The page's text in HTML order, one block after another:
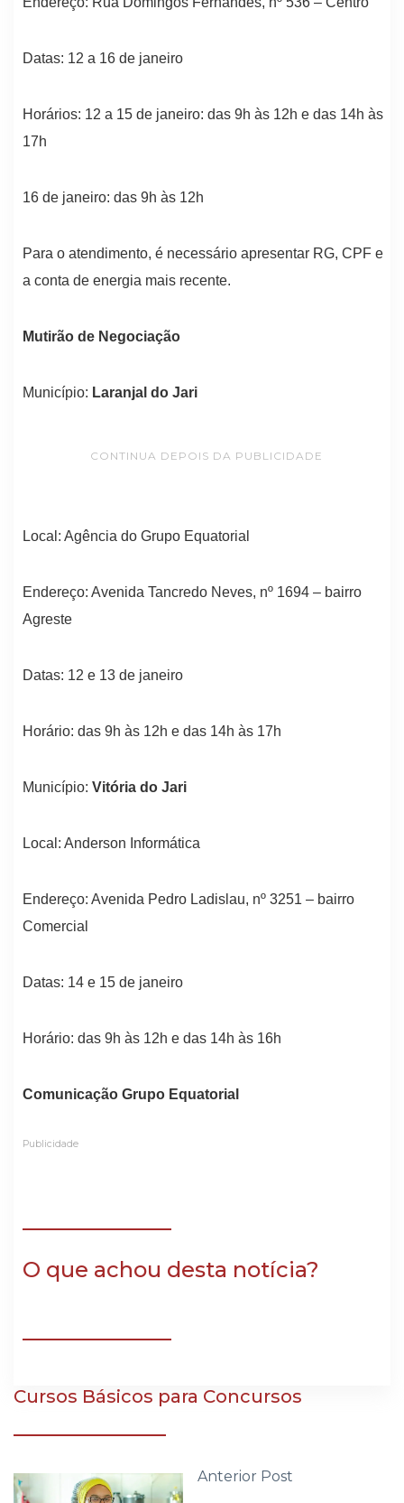
Datas: 12 a 16 de janeiro
Horários: 12 a 15 de janeiro: das 9h às 12h e das 14h às
17h
16 de janeiro: das 9h às 12h
Para o atendimento, é necessário apresentar RG, CPF e
a conta de energia mais recente.
Mutirão de Negociação
Município: Laranjal do Jari
CONTINUA DEPOIS DA PUBLICIDADE
Local: Agência do Grupo Equatorial
Endereço: Avenida Tancredo Neves, nº 1694 – bairro
Agreste
Datas: 12 e 13 de janeiro
Horário: das 9h às 12h e das 14h às 17h
Município: Vitória do Jari
Local: Anderson Informática
Endereço: Avenida Pedro Ladislau, nº 3251 – bairro
Comercial
Datas: 14 e 15 de janeiro
Horário: das 9h às 12h e das 14h às 16h
Comunicação Grupo Equatorial
Publicidade
O que achou desta notícia?
Cursos Básicos para Concursos
Anterior Post